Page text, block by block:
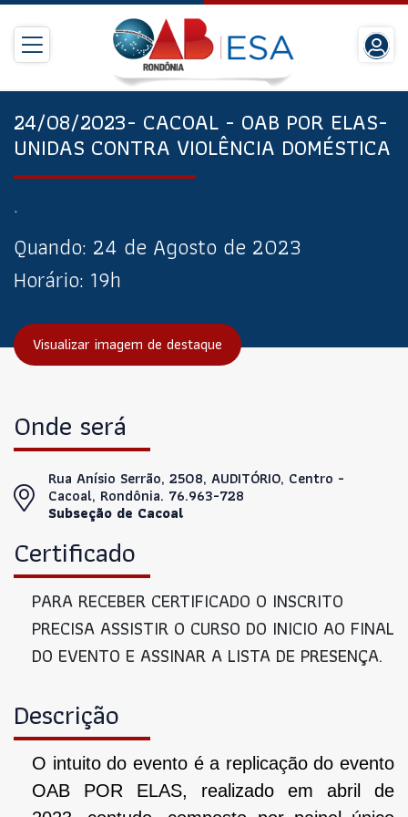
24/08/2023- CACOAL - OAB POR ELAS-
UNIDAS CONTRA VIOLÊNCIA DOMÉSTICA
.
Quando: 24 de Agosto de 2023
Horário: 19h
Visualizar imagem de destaque
Onde será
Rua Anísio Serrão, 2508, AUDITÓRIO, Centro -
Cacoal, Rondônia. 76.963-728
Subseção de Cacoal
Certificado
PARA RECEBER CERTIFICADO O INSCRITO
PRECISA ASSISTIR O CURSO DO INICIO AO FINAL
DO EVENTO E ASSINAR A LISTA DE PRESENÇA.
Descrição
O intuito do evento é a replicação do evento
OAB POR ELAS, realizado em abril de